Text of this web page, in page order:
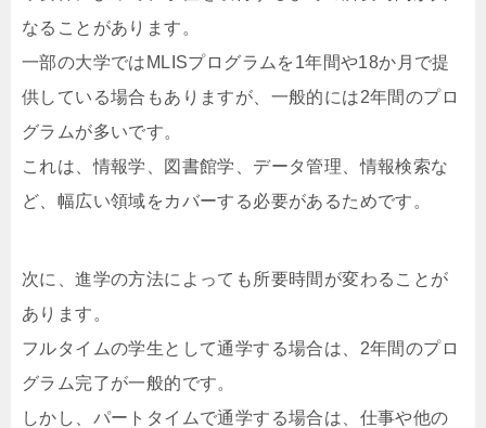
なることがあります。
一部の大学ではMLISプログラムを1年間や18か月で提
供している場合もありますが、一般的には2年間のプロ
グラムが多いです。
これは、情報学、図書館学、データ管理、情報検索な
ど、幅広い領域をカバーする必要があるためです。
次に、進学の方法によっても所要時間が変わることが
あります。
フルタイムの学生として通学する場合は、2年間のプロ
グラム完了が一般的です。
しかし、パートタイムで通学する場合は、仕事や他の